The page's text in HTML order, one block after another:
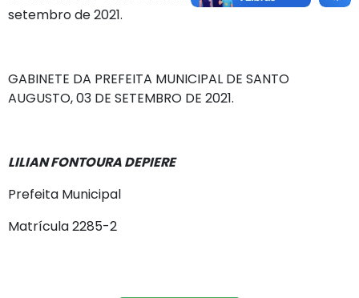
setembro de 2021.
GABINETE DA PREFEITA MUNICIPAL DE SANTO
AUGUSTO, 03 DE SETEMBRO DE 2021.
LILIAN FONTOURA DEPIERE
Prefeita Municipal
Matrícula 2285-2